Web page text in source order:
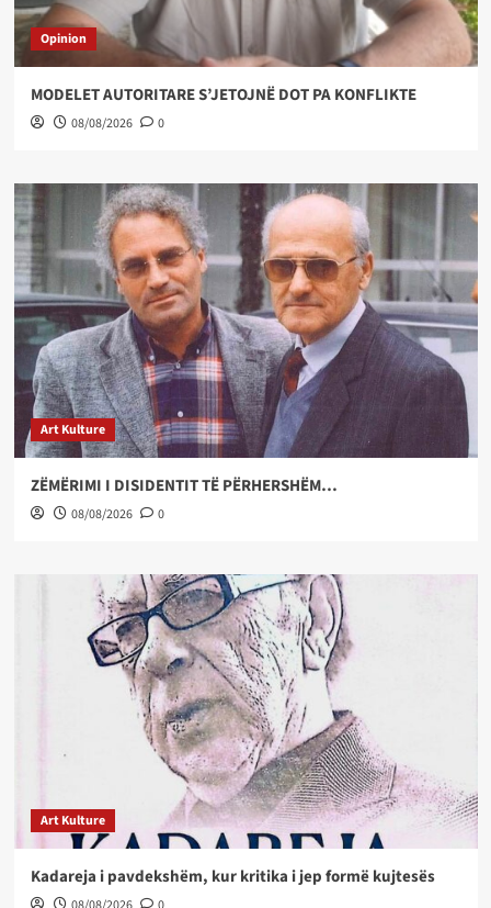
Opinion
MODELET AUTORITARE S’JETOJNË DOT PA KONFLIKTE
08/08/2026 0
Art Kulture
ZËMËRIMI I DISIDENTIT TË PËRHERSHËM…
08/08/2026 0
Art Kulture
Kadareja i pavdekshëm, kur kritika i jep formë kujtesës